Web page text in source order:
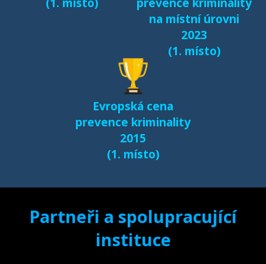
českém prostředí
Další výsledky jsou k
samostatné stránce
e-bezpeci.cz/vyzkum.
na místní úrovni
2023
(1. místo)
Evropská cena
prevence kriminality
2015
(1. místo)
Partneři a spolupracující
instituce